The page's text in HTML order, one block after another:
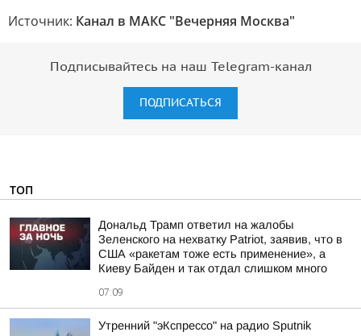
Источник: Канал в МАКС "Вечерняя Москва"
Подписывайтесь на наш Telegram-канал
ПОДПИСАТЬСЯ
ТОП
Дональд Трамп ответил на жалобы
Зеленского на нехватку Patriot, заявив, что в
США «ракетам тоже есть применение», а
Киеву Байден и так отдал слишком много
07:09
Утренний "эКспрессо" на радио Sputnik